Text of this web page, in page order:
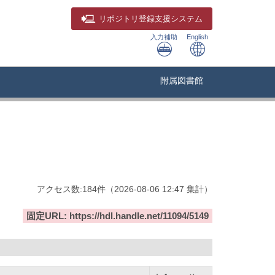
リポジトリ 登録支援システム
入力補助 English
附属図書館
アクセス数:184件 （2026-08-06 12:47 集計）
固定URL: https://hdl.handle.net/11094/5149